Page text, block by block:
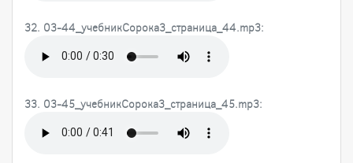
32. 03-44_учебникСорока3_страница_44.mp3:
33. 03-45_учебникСорока3_страница_45.mp3: